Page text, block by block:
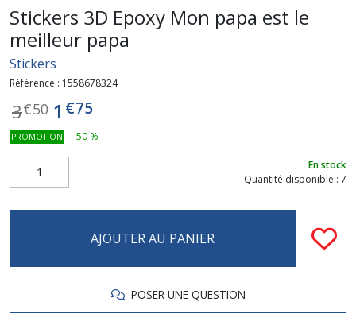
Stickers 3D Epoxy Mon papa est le
meilleur papa
Stickers
Référence : 1558678324
3€50 1 €75
PROMOTION -50 %
En stock
Quantité disponible : 7
AJOUTER AU PANIER
POSER UNE QUESTION